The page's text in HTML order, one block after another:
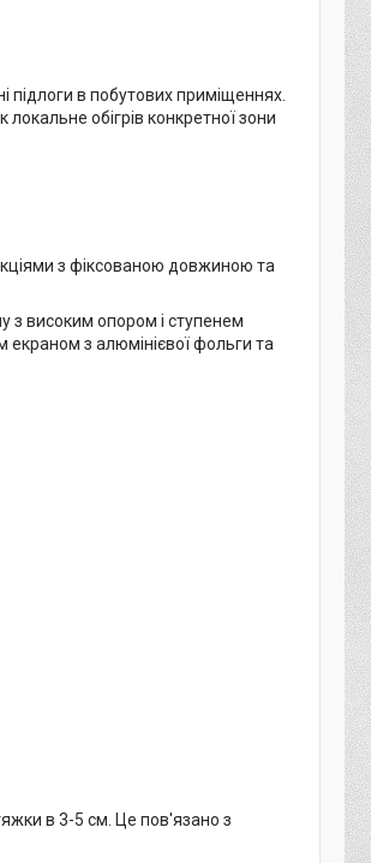
підлоги в побутових приміщеннях.
обігрів конкретної зони
з фіксованою довжиною та
з високим опором і ступенем
екраном з алюмінієвої фольги та
в 3-5 см. Це пов'язано з